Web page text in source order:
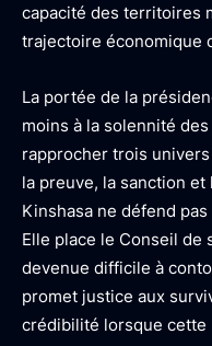
capacité des territoires
trajectoire économique
La portée de la
moins à la solennité des
rapprocher trois
la preuve, la sanction et
Kinshasa ne défend
Elle place le Conseil
devenue difficile à
promet justice aux
crédibilité lorsque cette